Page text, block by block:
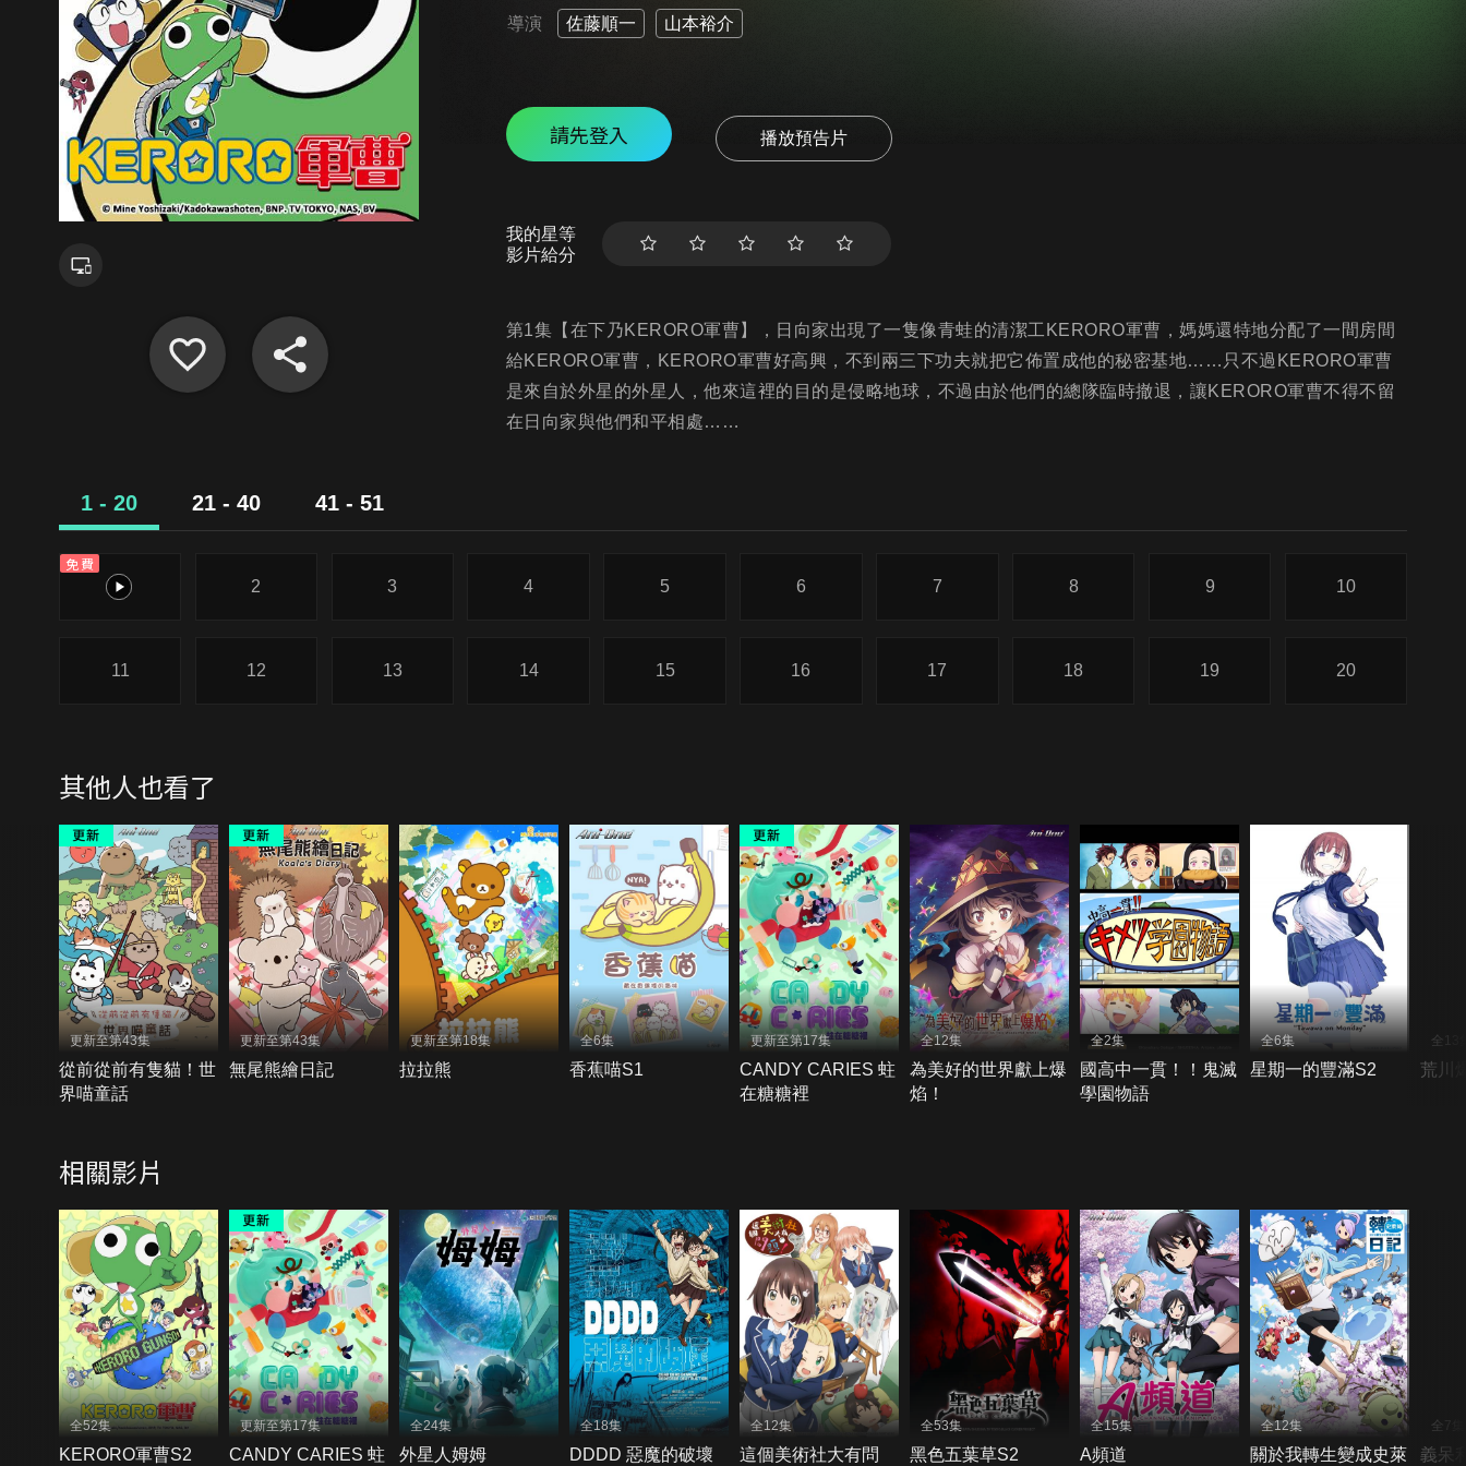
導演 佐藤順一 山本裕介
請先登入 播放預告片
我的星等
影片給分
第1集【在下乃KERORO軍曹】，日向家出現了一隻像青蛙的清潔工KERORO軍曹，媽媽還特地分配了一間房間
給KERORO軍曹，KERORO軍曹好高興，不到兩三下功夫就把它佈置成他的秘密基地……只不過KERORO軍曹
是來自於外星的外星人，他來這裡的目的是侵略地球，不過由於他們的總隊臨時撤退，讓KERORO軍曹不得不留
在日向家與他們和平相處……
1 - 20 21 - 40 41 - 51
免費
1
2 3 4 5 6 7 8 9 10
11 12 13 14 15 16 17 18 19 20
其他人也看了
更新至第43集
從前從前有隻貓！世
界喵童話
更新至第43集
無尾熊繪日記
更新至第18集
拉拉熊
全6集
香蕉喵S1
更新至第17集
CANDY CARIES 蛀
在糖糖裡
全12集
為美好的世界獻上爆
焰！
全2集
國高中一貫！！鬼滅
學園物語
全6集
星期一的豐滿S2
全13
荒川
相關影片
全52集
KERORO軍曹S2
更新至第17集
CANDY CARIES 蛀
全24集
外星人姆姆
全18集
DDDD 惡魔的破壞
全12集
這個美術社大有問
全53集
黑色五葉草S2
全15集
A頻道
全12集
關於我轉生變成史萊
全7集
義呆